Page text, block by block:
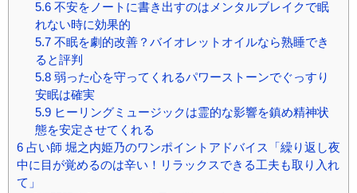
5.6不安をノートに書き出すのはメンタルブレイクで眠
れない時に効果的
5.7不眠を劇的改善？バイオレットオイルなら熟睡でき
ると評判
5.8弱った心を守ってくれるパワーストーンでぐっすり
安眠は確実
5.9ヒーリングミュージックは霊的な影響を鎮め精神状
態を安定させてくれる
6 占い師 堀之内姫乃のワンポイントアドバイス「繰り返し夜
中に目が覚めるのは辛い！リラックスできる工夫も取り入れ
て」